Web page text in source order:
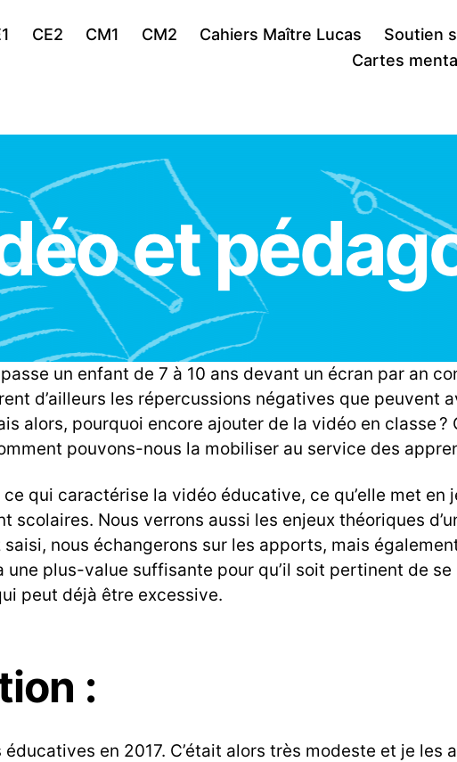
CE2 CM1 CM2 Cahiers Maître Lucas Soutien
Cartes
et
passe un enfant de 7 à 10 ans devant un écran par an
d’ailleurs les répercussions négatives que peuvent
alors, pourquoi encore ajouter de la vidéo en classe ?
pouvons-nous la mobiliser au service des
qui caractérise la vidéo éducative, ce qu’elle met en
scolaires. Nous verrons aussi les enjeux théoriques
saisi, nous échangerons sur les apports, mais
plus-value suffisante pour qu’il soit pertinent de
peut déjà être excessive.
:
en 2017. C’était alors très modeste et je